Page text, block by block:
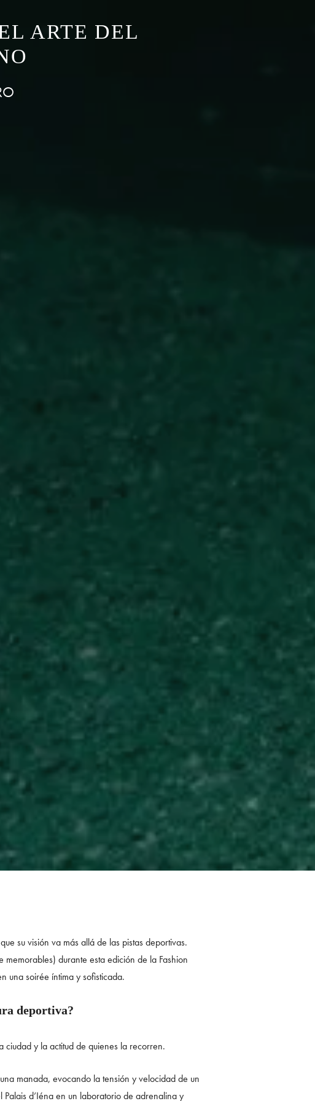
ARTE DEL
su visión va más allá de las pistas deportivas.
durante esta edición de la Fashion
una soirée íntima y sofisticada.
deportiva?
y la actitud de quienes la recorren.
manada, evocando la tensión y velocidad de un
d’Iéna en un laboratorio de adrenalina y